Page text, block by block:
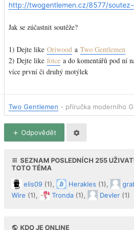
http://twogentlemen.cz/8577/
Jak se zúčastnit soutěže?
1) Dejte like Oriwood a Two Gentlemen
2) Dejte like fotce a do komentářů pod ní
více první či druhý motýlek
Two Gentlemen - příručka moderního
Odpovědět
SEZNAM POSLEDNÍCH 255
TOTO TÉMA
elis09 (1), Herakles (1),
Wire (1), Tronda (1), Devler (1)
KDO JE ONLINE